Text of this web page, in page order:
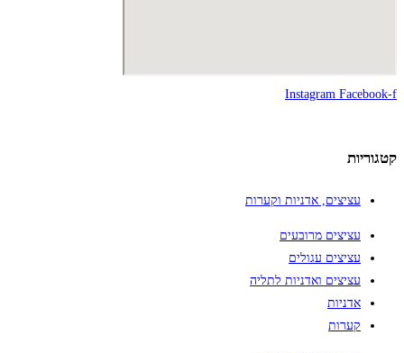
Instagram Facebook-f
קטגוריות
עציצים, אדניות וקערות
עציצים מרובעים
עציצים עגולים
עציצים ואדניות לתליה
אדניות
קערות